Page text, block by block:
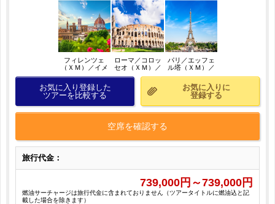
フィレンツェ
（ＸＭ）／イメ
ローマ／コロッ
セオ（ＸＭ）／
パリ／エッフェ
ル塔（ＸＭ）／
お気に入り登録した
ツアーを比較する
お気に入りに
登録する
空席を確認する
旅行代金：
739,000 円～739,000 円
燃油サーチャージは旅行代金に含まれておりません（ツアータイトルに燃油込と記
載した場合を除きます）